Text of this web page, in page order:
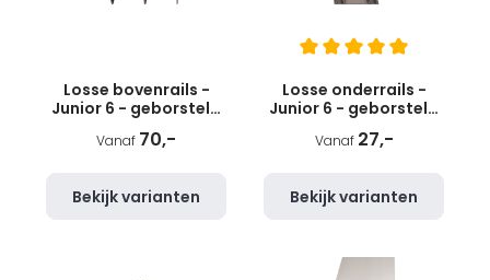
Losse bovenrails -
Junior 6 - geborsteld
Vanaf 70,-
Bekijk varianten
Losse onderrails -
Junior 6 - geborsteld
Vanaf 27,-
Bekijk varianten